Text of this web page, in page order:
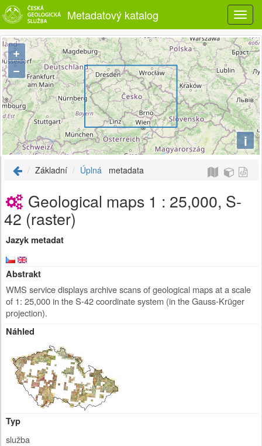
Metadatový katalog
+
−
i
Základní Úplná metadata
Geological maps 1 : 25,000, S-
42 (raster)
Jazyk metadat
Abstrakt
WMS service displays archive scans of geological maps at a scale
of 1: 25,000 in the S-42 coordinate system (in the Gauss-Krüger
projection).
Náhled
Typ
služba